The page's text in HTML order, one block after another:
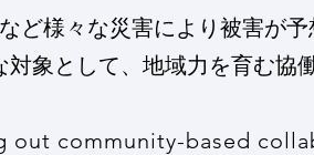
ど様々な災害により被害が
対象として、地域力を育む協
out community-based